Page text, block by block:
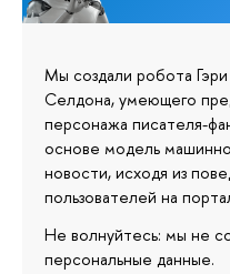
Мы создали робота Гэри
Селдона, умеющего
персонажа писателя-
основе модель
новости, исходя из
пользователей на
Не волнуйтесь: мы не
персональные данные.